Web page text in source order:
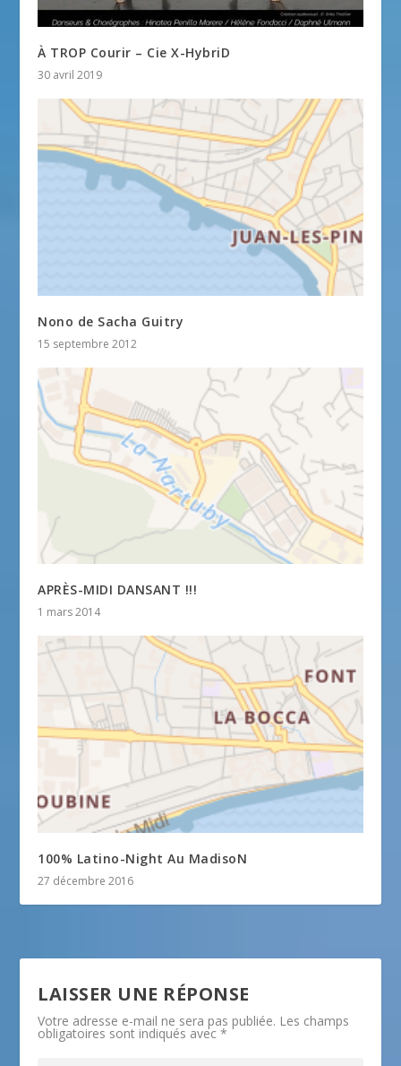
À TROP Courir – Cie X-HybriD
30 avril 2019
Nono de Sacha Guitry
15 septembre 2012
APRÈS-MIDI DANSANT !!!
1 mars 2014
100% Latino-Night Au MadisoN
27 décembre 2016
LAISSER UNE RÉPONSE
Votre adresse e-mail ne sera pas publiée. Les champs
obligatoires sont indiqués avec*